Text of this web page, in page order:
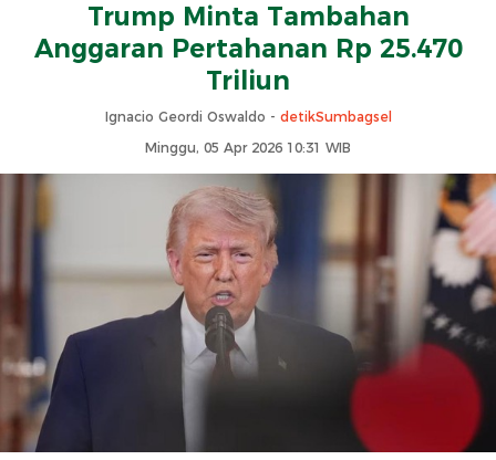
Trump Minta Tambahan
Anggaran Pertahanan Rp 25.470
Triliun
Ignacio Geordi Oswaldo - detikSumbagsel
Minggu, 05 Apr 2026 10:31 WIB